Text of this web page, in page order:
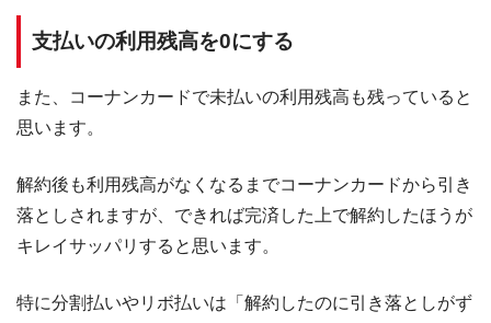
支払いの利用残高を0にする
また、コーナンカードで未払いの利用残高も残っていると
思います。
解約後も利用残高がなくなるまでコーナンカードから引き
落としされますが、できれば完済した上で解約したほうが
キレイサッパリすると思います。
特に分割払いやリボ払いは「解約したのに引き落としがず